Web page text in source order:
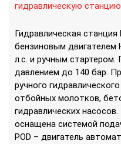
гидравлическую станцию
Гидравлическая станция
бензиновым двигателем
л.с. и ручным
давлением до 140 бар.
ручного
отбойных молотков,
гидравлических
оснащена системой
POD – двигатель